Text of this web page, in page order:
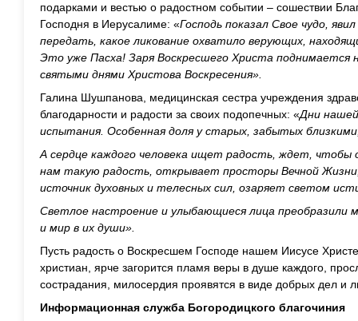
подарками и вестью о радостном событии – сошествии
Господня в Иерусалиме: «Господь показал Свое чудо,
передать, какое ликование охватило верующих,
Это уже Пасха! Заря Воскресшего Христа поднимается
святыми днями Христова Воскресения».
Галина Шушпанова, медицинская сестра учреждения
благодарности и радости за своих подопечных: «Дни
испытания. Особенная доля у старых, забытых
А сердце каждого человека ищет радость, ждет, чтобы
нам такую радость, открывает просторы Вечной
источник духовных и телесных сил, озаряет светом
Светлое настроение и улыбающиеся лица преобразили
и мир в их души».
Пусть радость о Воскресшем Господе нашем Иисусе
христиан, ярче загорится пламя веры в душе каждого,
сострадания, милосердия проявятся в виде добрых дел и
Информационная служба Богородицкого благочиния